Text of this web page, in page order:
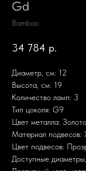
Gd
Bamboo
34 784 р.
Диаметр, см: 12
Высота, см: 19
Количество ламп: 3
Тип цоколя: G9
Цвет металла: Золото
Материал подвесов:
Цвет подвесов:
Доступные